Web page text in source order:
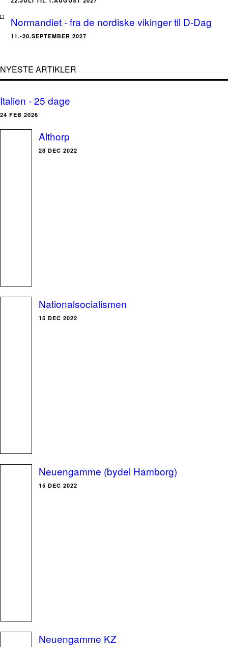
Normandiet - fra de nordiske vikinger til D-Dag
11.-20.SEPTEMBER 2027
NYESTE ARTIKLER
Italien - 25 dage
24 FEB 2026
Althorp
28 DEC 2022
Nationalsocialismen
15 DEC 2022
Neuengamme (bydel Hamborg)
15 DEC 2022
Neuengamme KZ